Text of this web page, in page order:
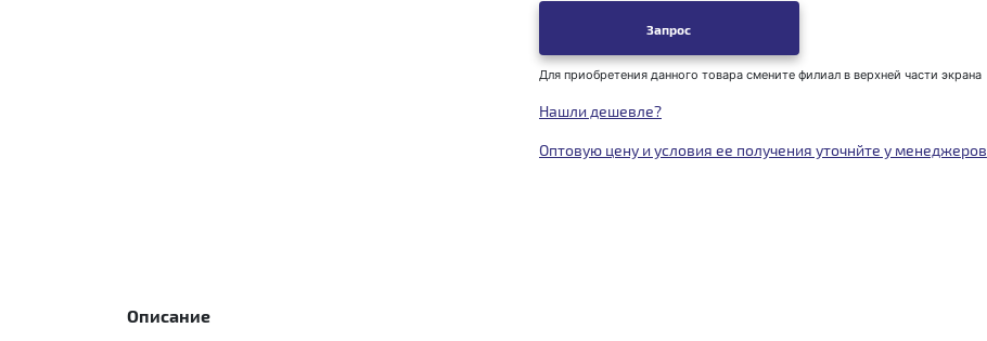
Запрос
Для приобретения данного товара смените филиал в верхней части экрана
Нашли дешевле?
Оптовую цену и условия ее получения уточнйте у менеджеров
Описание